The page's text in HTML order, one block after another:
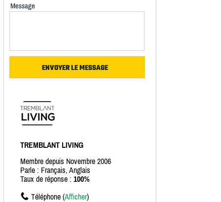
Message
TREMBLANT LIVING
Membre depuis Novembre 2006
Parle : Français, Anglais
Taux de réponse : 100%
Téléphone (Afficher)